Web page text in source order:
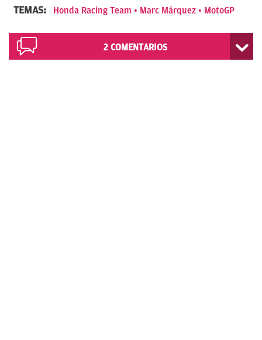
TEMAS: Honda Racing Team Marc Márquez MotoGP
2 COMENTARIOS